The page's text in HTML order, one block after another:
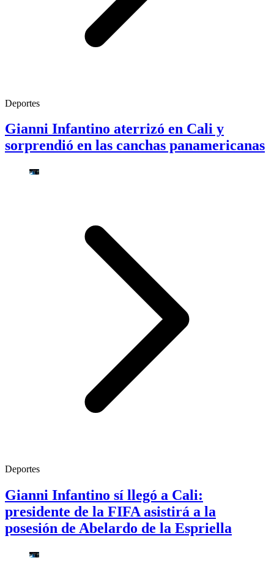
Deportes
Gianni Infantino aterrizó en Cali y
sorprendió en las canchas panamericanas
Deportes
Gianni Infantino sí llegó a Cali:
presidente de la FIFA asistirá a la
posesión de Abelardo de la Espriella